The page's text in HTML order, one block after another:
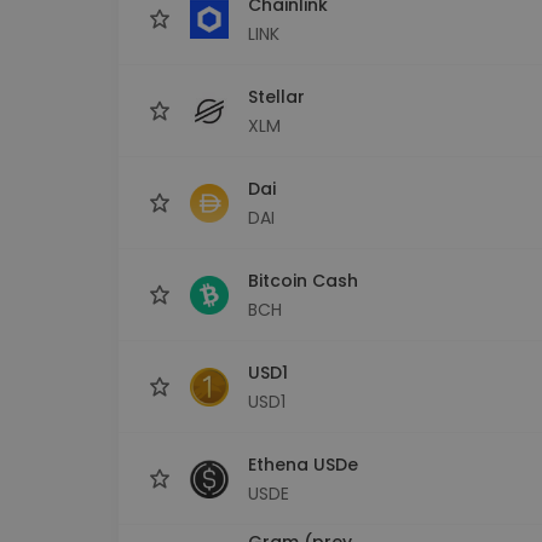
LINK
Stellar
XLM
Dai
DAI
Bitcoin Cash
BCH
USD1
USD1
Ethena USDe
USDE